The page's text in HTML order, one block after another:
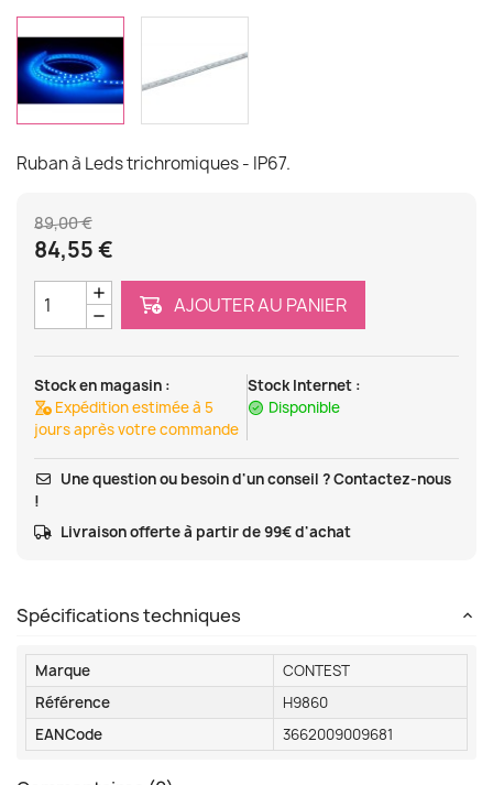
Ruban à Leds trichromiques - IP67.
89,00 €
84,55 €
AJOUTER AU PANIER
Stock en magasin :
Expédition estimée à 5
jours après votre commande
Stock Internet :
Disponible
Une question ou besoin d'un conseil ? Contactez-nous
!
Livraison offerte à partir de 99€ d'achat
Spécifications techniques
Marque
CONTEST
Référence
H9860
EANCode
3662009009681